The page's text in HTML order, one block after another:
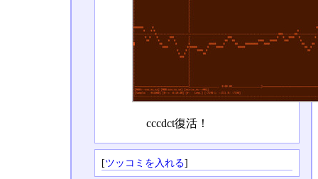
cccdct復活！
[ツッコミを入れる]